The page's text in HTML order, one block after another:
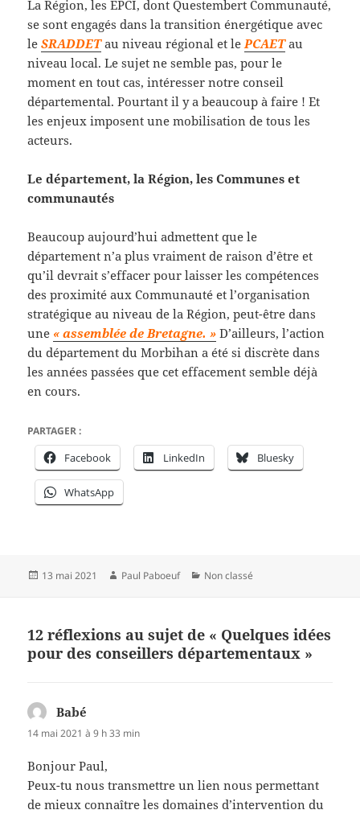
La Région, les EPCI, dont Questembert Communauté,
se sont engagés dans la transition énergétique avec
leSRADDETau niveau régional et lePCAETau
niveau local. Le sujet ne semble pas, pour le
moment en tout cas, intéresser notre conseil
départemental. Pourtant il y a beaucoup à faire ! Et
les enjeux imposent une mobilisation de tous les
acteurs.
Le département, la Région, les Communes et
communautés
Beaucoup aujourd’hui admettent que le
département n’a plus vraiment de raison d’être et
qu’il devrait s’effacer pour laisser les compétences
des proximité aux Communauté et l’organisation
stratégique au niveau de la Région, peut-être dans
une « assemblée de Bretagne. » D’ailleurs, l’action
du département du Morbihan a été si discrète dans
les années passées que cet effacement semble déjà
en cours.
PARTAGER :
Facebook LinkedIn Bluesky
WhatsApp
Publié
13 mai 2021 Auteur
Paul Paboeuf Catégories
Non classé
12 réflexions au sujet de « Quelques idées
pour des conseillers départementaux »
Babé
14 mai 2021 à 9 h 33 min
Bonjour Paul,
Peux-tu nous transmettre un lien nous permettant
de mieux connaître les domaines d’intervention du